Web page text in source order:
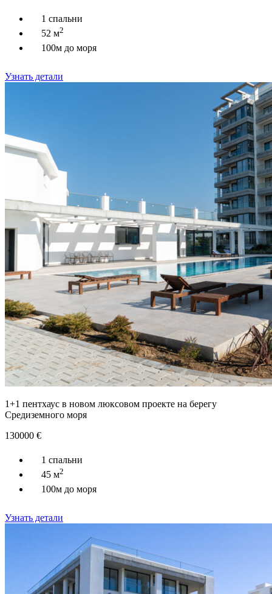
1 спальни
52 м2
100м до моря
Узнать детали
1+1 пентхаус в новом люксовом проекте на берегу
Средиземного моря
130000 €
1 спальни
45 м2
100м до моря
Узнать детали